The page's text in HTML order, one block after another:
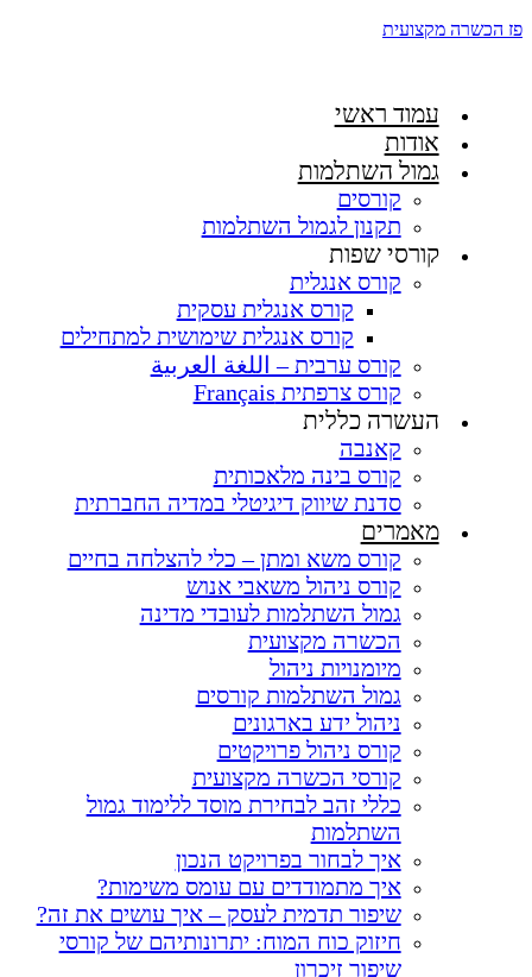
פז הכשרה מקצועית
עמוד ראשי
אודות
גמול השתלמות
קורסים
תקנון לגמול השתלמות
קורסי שפות
קורס אנגלית
קורס אנגלית עסקית
קורס אנגלית שימושית למתחילים
קורס ערבית – اللغة العربية
קורס צרפתית Français
העשרה כללית
קאנבה
קורס בינה מלאכותית
סדנת שיווק דיגיטלי במדיה החברתית
מאמרים
קורס משא ומתן – כלי להצלחה בחיים
קורס ניהול משאבי אנוש
גמול השתלמות לעובדי מדינה
הכשרה מקצועית
מיומנויות ניהול
גמול השתלמות קורסים
ניהול ידע בארגונים
קורס ניהול פרויקטים
קורסי הכשרה מקצועית
כללי זהב לבחירת מוסד ללימוד גמול
השתלמות
איך לבחור בפרויקט הנכון
איך מתמודדים עם עומס משימות?​
שיפור תדמית לעסק – איך עושים את זה?
חיזוק כוח המוח: יתרונותיהם של קורסי
שיפור זיכרון